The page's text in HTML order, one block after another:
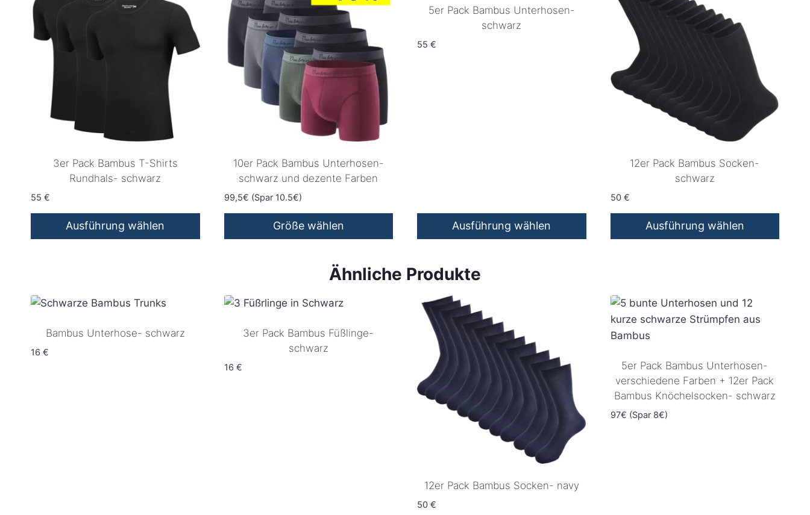
3er Pack Bambus T-Shirts
Rundhals- schwarz
55 €
Ausführung wählen
mehrere
Varianten
auf.
10er Pack Bambus Unterhosen-
schwarz und dezente Farben
99,5€ (Spar 10.5€)
Größe wählen
5er Pack Bambus Unterhosen-
schwarz
55 €
Ausführung wählen
weist
mehrere
Varianten
auf.
Optionen
können
auf
Produktseite
12er Pack Bambus Socken-
schwarz
50 €
Ausführung wählen
mehrere
Varianten
Die
Optionen
können
auf
der
Ähnliche Produkte
Bambus Unterhose- schwarz
16 €
3er Pack Bambus Füßlinge-
schwarz
16 €
12er Pack Bambus Socken- navy
50 €
5er Pack Bambus Unterhosen-
verschiedene Farben + 12er Pack
Bambus Knöchelsocken- schwarz
97€ (Spar 8€)